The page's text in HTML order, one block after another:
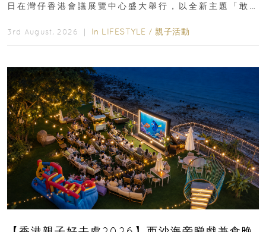
日在灣仔香港會議展覽中心盛大舉行，以全新主題「敢
3rd August, 2026 ｜ In LIFESTYLE / 親子活動